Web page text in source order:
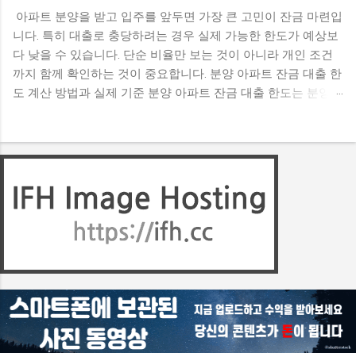
아파트 분양을 받고 입주를 앞두면 가장 큰 고민이 잔금 마련입
니다. 특히 대출로 충당하려는 경우 실제 가능한 한도가 예상보
다 낮을 수 있습니다. 단순 비율만 보는 것이 아니라 개인 조건
까지 함께 확인하는 것이 중요합니다. 분양 아파트 잔금 대출 한
도 계산 방법과 실제 기준 분양 아파트 잔금 대출 한도는 분양가
수 있습니다. 잔금 대출 한도는 어떤 기준으로 결정될까? 기본
적으로는 분양가 대비 일정 비율로 한도가 산정됩니다. 지역 규
제 여부에 따라 적용 비율이 달라질 수 있으며, 일반적으로 일정
범위 내에서 결정됩니다. 다만 이 기준은 최대치일 뿐이며 실제
는 경우가 많다고 합니다. 개인별 한도에 영향을 주는 조건은 무
엇일까? 대출 한도는 소득, 기존 대출, 신용 상태, 보유 주택 수
등 다양한 요소를 종합적으로 반영해 결정됩니다. 특히 이미 다